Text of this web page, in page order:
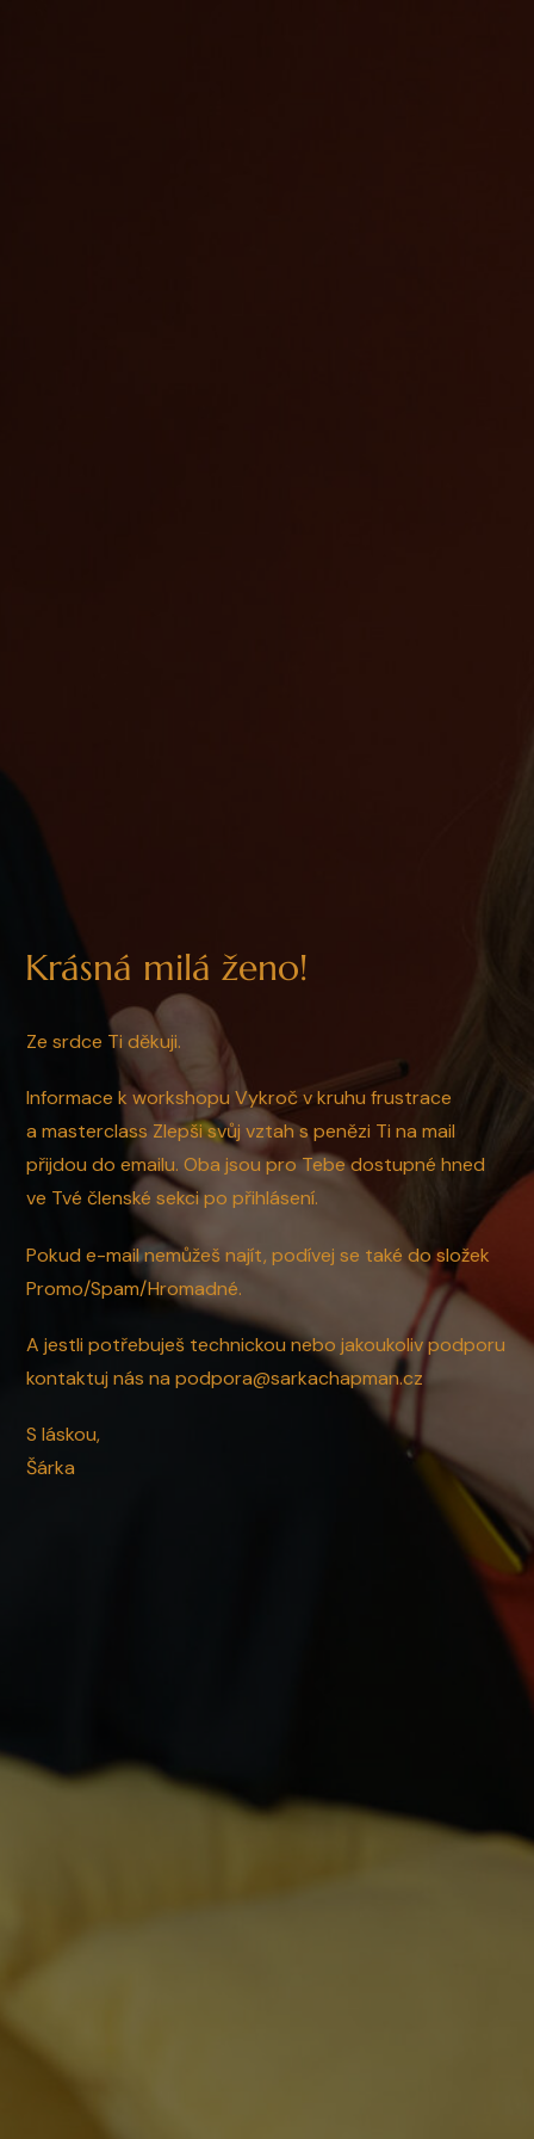
Krásná milá ženo!
Ze srdce Ti děkuji.
Informace k workshopu Vykroč v kruhu frustrace
a masterclass Zlepši svůj vztah s penězi Ti na mail
přijdou do emailu. Oba jsou pro Tebe dostupné hned
ve Tvé členské sekci po přihlásení.
Pokud e-mail nemůžeš najít, podívej se také do složek
Promo/Spam/Hromadné.
A jestli potřebuješ technickou nebo jakoukoliv podporu
kontaktuj nás na podpora@sarkachapman.cz
S láskou,
Šárka